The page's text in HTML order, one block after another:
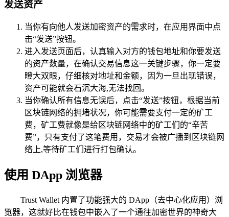
发送资产
当你有向他人发送加密资产的需求时，在应用界面中点
击“发送”按钮。
进入发送页面后，认真输入对方的钱包地址和你要发送
的资产数量，在确认交易信息这一关键步骤，你一定要
瞪大双眼，仔细核对地址和金额，因为一旦出现错误，
资产可能就会石沉大海,无法找回。
当你确认所有信息无误后，点击“发送”按钮，根据当前
区块链网络的拥堵状况，你可能需要支付一定的矿工
费，矿工费就像是给区块链网络中的矿工们的“辛苦
费”，只有支付了这笔费用，交易才会被广播到区块链网
络上,等待矿工们进行打包确认。
使用 DApp 浏览器
Trust Wallet 内置了功能强大的 DApp（去中心化应用）浏
览器，这就好比在钱包中嵌入了一个通往加密世界的神奇大